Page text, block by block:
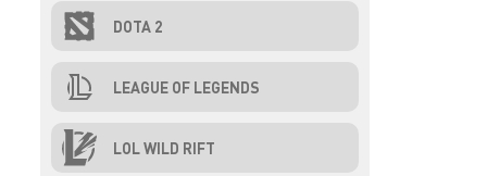
DOTA 2
LEAGUE OF LEGENDS
LOL WILD RIFT